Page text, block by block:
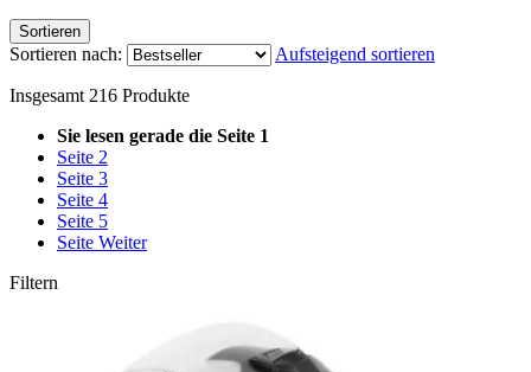
Sortieren
Sortieren nach: Aufsteigend sortieren
Insgesamt 216 Produkte
Sie lesen gerade die Seite 1
Seite 2
Seite 3
Seite 4
Seite 5
Seite Weiter
Filtern